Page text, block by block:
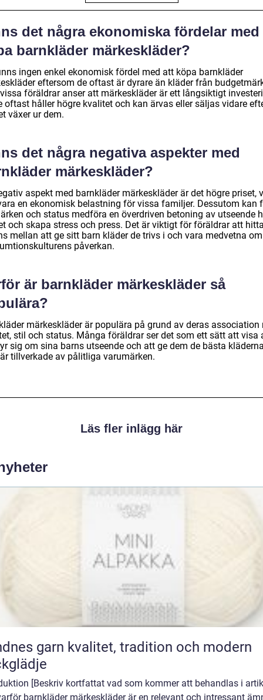
det några ekonomiska fördelar med
barnkläder märkeskläder?
ingen enkel ekonomisk fördel med att köpa barnkläder
eftersom de oftast är dyrare än kläder från
föräldrar anser att märkeskläder är ett långsiktigt
oftast håller högre kvalitet och kan ärvas eller säljas vidare
växer ur dem.
det några negativa aspekter med
märkeskläder?
aspekt med barnkläder märkeskläder är det högre priset,
en ekonomisk belastning för vissa familjer. Dessutom kan
och status medföra en överdriven betoning av utseende
och skapa stress och press. Det är viktigt för föräldrar att
mellan att ge sitt barn kläder de trivs i och vara medvetna om
påverkan.
är barnkläder märkeskläder så
märkeskläder är populära på grund av deras association
stil och status. Många föräldrar ser det som ett sätt att visa
sig om sina barns utseende och att ge dem de bästa
tillverkade av pålitliga varumärken.
Läs fler inlägg här
kvalitet, tradition och modern
[Beskriv kortfattat vad som kommer att behandlas i
barnkläder märkeskläder är en relevant och intressant